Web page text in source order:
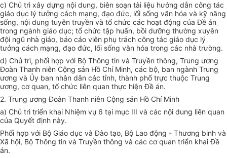
c) Chủ trì xây dựng nội dung, biên soạn tài liệu hướng dẫn công tác
giáo dục lý tưởng cách mạng, đạo đức, lối sống văn hóa và kỹ năng
sống, nội dung tuyên truyền và tổ chức các hoạt động củaĐề án
trong ngành giáo dục; tổ chức tập huấn, bồi dưỡng thường xuyên
đội ngũ nhà giáo, báo cáo viên phụ trách công tác giáo dục lý
tưởng cách mạng, đạo đức, lối sống văn hóa trong các nhà trường.
d) Chủ trì, phối hợp với Bộ Thông tin và Truyền thông, Trung ương
Đoàn Thanh niên Cộng sản Hồ Chí Minh, các bộ, ban ngành Trung
ương và Ủy ban nhân dân các tỉnh, thành phố trực thuộc Trung
ương, cơ quan, tổ chức liên quan thực hiệnĐề án.
2. Trung ương Đoàn Thanh niên Cộng sản Hồ Chí Minh
a) Chủ trì triển khai Nhiệm vụ 6 tại mục III và các nội dung liên quan
của Quyết định này.
Phối hợp với Bộ Giáo dục và Đào tạo, Bộ Lao động - Thương binh và
Xã hội, Bộ Thông tin và Truyền thông và các cơ quan triển khaiĐề
án.